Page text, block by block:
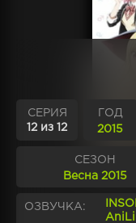
СЕРИЯ
12 из 12
ГОД
2015
СЕЗОН
Весна 2015
ОЗВУЧКА: